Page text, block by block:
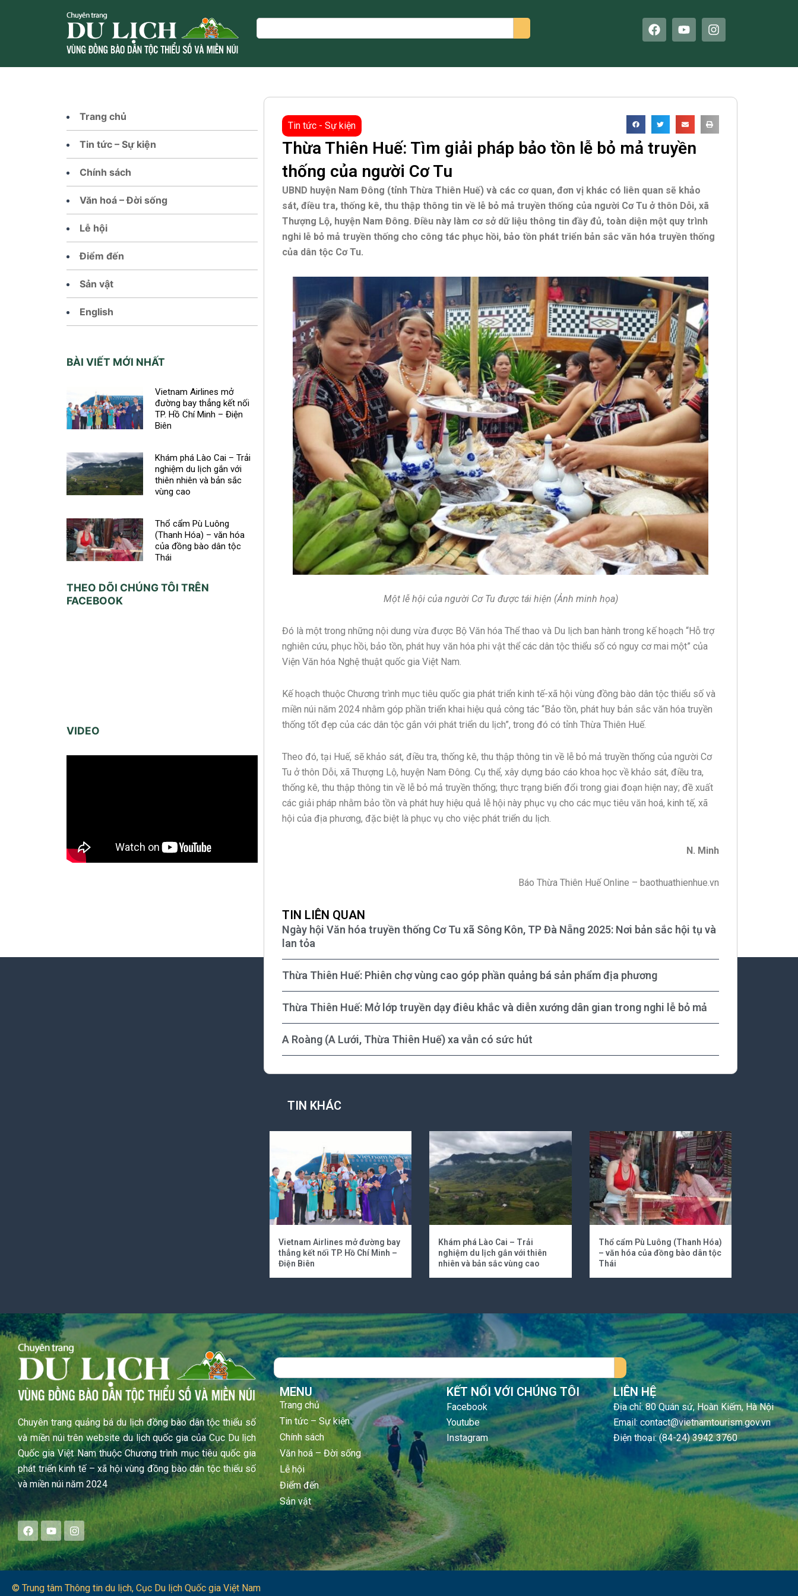
Search
F
a
b
o
Y
o
u
e
I
n
a
r
m
Trang chủ
Tin tức – Sự kiện
Chính sách
Văn hoá – Đời sống
Lễ hội
Điểm đến
Sản vật
English
BÀI VIẾT MỚI NHẤT
Vietnam Airlines mở
đường bay thẳng kết nối
TP. Hồ Chí Minh – Điện
Biên
Khám phá Lào Cai – Trải
nghiệm du lịch gắn với
thiên nhiên và bản sắc
vùng cao
Thổ cẩm Pù Luông
(Thanh Hóa) – văn hóa
của đồng bào dân tộc
Thái
THEO DÕI CHÚNG TÔI TRÊN
FACEBOOK
VIDEO
Tin tức - Sự kiện
Thừa Thiên Huế: Tìm giải pháp bảo tồn lễ bỏ mả truyền
thống của người Cơ Tu
UBND huyện Nam Đông (tỉnh Thừa Thiên Huế) và các cơ quan, đơn vị khác có liên quan sẽ khảo
sát, điều tra, thống kê, thu thập thông tin về lễ bỏ mả truyền thống của người Cơ Tu ở thôn Dỗi, xã
Thượng Lộ, huyện Nam Đông. Điều này làm cơ sở dữ liệu thông tin đầy đủ, toàn diện một quy trình
nghi lễ bỏ mả truyền thống cho công tác phục hồi, bảo tồn phát triển bản sắc văn hóa truyền thống
của dân tộc Cơ Tu.
Một lễ hội của người Cơ Tu được tái hiện (Ảnh minh họa)
Đó là một trong những nội dung vừa được Bộ Văn hóa Thể thao và Du lịch ban hành trong kế hoạch “Hỗ trợ
nghiên cứu, phục hồi, bảo tồn, phát huy văn hóa phi vật thể các dân tộc thiểu số có nguy cơ mai một” của
Viện Văn hóa Nghệ thuật quốc gia Việt Nam.
Kế hoạch thuộc Chương trình mục tiêu quốc gia phát triển kinh tế-xã hội vùng đồng bào dân tộc thiểu số và
miền núi năm 2024 nhằm góp phần triển khai hiệu quả công tác “Bảo tồn, phát huy bản sắc văn hóa truyền
thống tốt đẹp của các dân tộc gắn với phát triển du lịch”, trong đó có tỉnh Thừa Thiên Huế.
Theo đó, tại Huế, sẽ khảo sát, điều tra, thống kê, thu thập thông tin về lễ bỏ mả truyền thống của người Cơ
Tu ở thôn Dỗi, xã Thượng Lộ, huyện Nam Đông. Cụ thể, xây dựng báo cáo khoa học về khảo sát, điều tra,
thống kê, thu thập thông tin về lễ bỏ mả truyền thống; thực trạng biến đổi trong giai đoạn hiện nay; đề xuất
các giải pháp nhằm bảo tồn và phát huy hiệu quả lễ hội này phục vụ cho các mục tiêu văn hoá, kinh tế, xã
hội của địa phương, đặc biệt là phục vụ cho việc phát triển du lịch.
N. Minh
Báo Thừa Thiên Huế Online – baothuathienhue.vn
TIN LIÊN QUAN
Ngày hội Văn hóa truyền thống Cơ Tu xã Sông Kôn, TP Đà Nẵng 2025: Nơi bản sắc hội tụ và
lan tỏa
Thừa Thiên Huế: Phiên chợ vùng cao góp phần quảng bá sản phẩm địa phương
Thừa Thiên Huế: Mở lớp truyền dạy điêu khắc và diễn xướng dân gian trong nghi lễ bỏ mả
A Roàng (A Lưới, Thừa Thiên Huế) xa vẫn có sức hút
TIN KHÁC
Vietnam Airlines mở đường bay
thẳng kết nối TP. Hồ Chí Minh –
Điện Biên
Khám phá Lào Cai – Trải
nghiệm du lịch gắn với thiên
nhiên và bản sắc vùng cao
Thổ cẩm Pù Luông (Thanh Hóa)
– văn hóa của đồng bào dân tộc
Thái
Chuyên trang quảng bá du lịch đồng bào dân tộc thiểu số
và miền núi trên website du lịch quốc gia của Cục Du lịch
Quốc gia Việt Nam thuộc Chương trình mục tiêu quốc gia
phát triển kinh tế – xã hội vùng đồng bào dân tộc thiểu số
và miền núi năm 2024
F
a
c
e
b
o
Y
o
u
t
u
e
I
n
s
t
a
r
Search
MENU
Trang chủ
Tin tức – Sự kiện
Chính sách
Văn hoá – Đời sống
Lễ hội
Điểm đến
Sản vật
KẾT NỐI VỚI CHÚNG TÔI
Facebook
Youtube
Instagram
LIÊN HỆ
Địa chỉ: 80 Quán sứ, Hoàn Kiếm, Hà Nội
Email: contact@vietnamtourism.gov.vn
Điện thoại: (84-24) 3942 3760
© Trung tâm Thông tin du lịch​, Cục Du lịch Quốc gia Việt Nam